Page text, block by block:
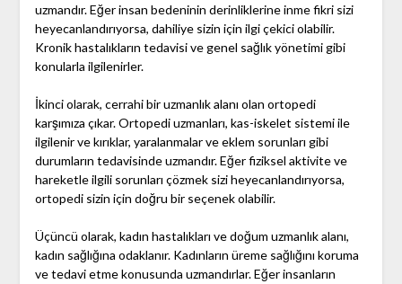
uzmandır. Eğer insan bedeninin derinliklerine inme fikri sizi
heyecanlandırıyorsa, dahiliye sizin için ilgi çekici olabilir.
Kronik hastalıkların tedavisi ve genel sağlık yönetimi gibi
konularla ilgilenirler.
İkinci olarak, cerrahi bir uzmanlık alanı olan ortopedi
karşımıza çıkar. Ortopedi uzmanları, kas-iskelet sistemi ile
ilgilenir ve kırıklar, yaralanmalar ve eklem sorunları gibi
durumların tedavisinde uzmandır. Eğer fiziksel aktivite ve
hareketle ilgili sorunları çözmek sizi heyecanlandırıyorsa,
ortopedi sizin için doğru bir seçenek olabilir.
Üçüncü olarak, kadın hastalıkları ve doğum uzmanlık alanı,
kadın sağlığına odaklanır. Kadınların üreme sağlığını koruma
ve tedavi etme konusunda uzmandırlar. Eğer insanların